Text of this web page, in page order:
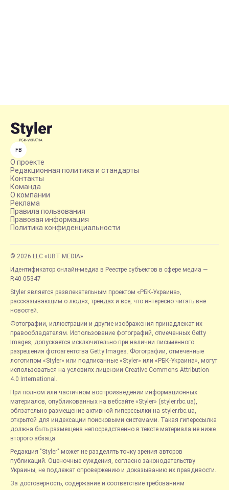
FB
О проекте
Редакционная политика и стандарты
Контакты
Команда
О компании
Реклама
Правила пользования
Правовая информация
Политика конфиденциальности
© 2026 LLC «UBT MEDIA»
Идентификатор онлайн-медиа в Реестре субъектов в сфере медиа —
R40-05347
Styler является развлекательным проектом «РБК-Украина»,
рассказывающим о людях, трендах и всё, что интересно читать вне
новостей.
Фотографии, иллюстрации и другие изображения принадлежат их
правообладателям. Использование фотографий, отмеченных Getty
Images, допускается исключительно при наличии письменного
разрешения фотоагентства Getty Images. Фотографии, отмеченные
логотипом «Styler» или подписанные «Styler» или «РБК-Украина», могут
использоваться на условиях лицензии Creative Commons Attribution
4.0 International.
При полном или частичном воспроизведении информационных
материалов, опубликованных на вебсайте «Styler» (styler.rbc.ua),
обязательно размещение активной гиперссылки на styler.rbc.ua,
открытой для индексации поисковыми системами. Такая гиперссылка
должна быть размещена непосредственно в тексте материала не ниже
второго абзаца.
Редакция "Styler" может не разделять точку зрения авторов
публикаций. Оценочные суждения, согласно законодательству
Украины, не подлежат опровержению и доказыванию их правдивости.
За достоверность, содержание и соответствие требованиям